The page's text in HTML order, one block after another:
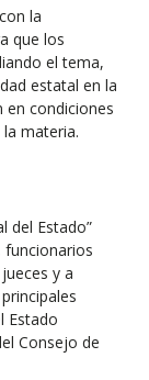
la
que los
el tema,
estatal en la
en condiciones
materia.
del Estado”
y a
Estado
Consejo de